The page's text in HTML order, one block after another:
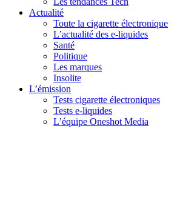
Actualité
Toute la cigarette électronique
L’actualité des e-liquides
Santé
Politique
Les marques
Insolite
L’émission
Tests cigarette électroniques
Tests e-liquides
L’équipe Oneshot Media